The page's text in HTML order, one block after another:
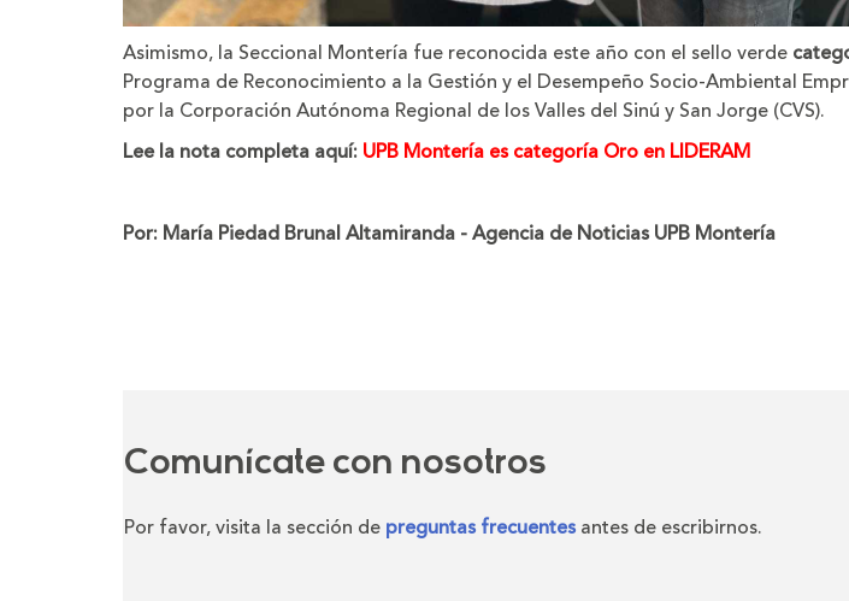
Asimismo, la Seccional Montería fue reconocida este año con el sello verde
Programa de Reconocimiento a la Gestión y el Desempeño Socio-Ambiental
por la Corporación Autónoma Regional de los Valles del Sinú y San Jorge (CVS).
Lee la nota completa aquí: UPB Montería es categoría Oro en LIDERAM
Por: María Piedad Brunal Altamiranda - Agencia de Noticias UPB Montería
Comunícate con nosotros
Por favor, visita la sección de preguntas frecuentes antes de escribirnos.